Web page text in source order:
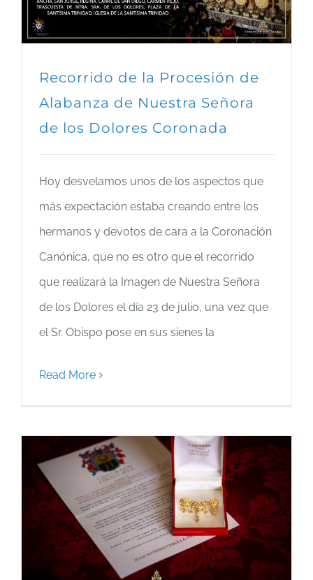
Recorrido de la Procesión de
Alabanza de Nuestra Señora
de los Dolores Coronada
Hoy desvelamos unos de los aspectos que
más expectación estaba creando entre los
hermanos y devotos de cara a la Coronación
Canónica, que no es otro que el recorrido
que realizará la Imagen de Nuestra Señora
de los Dolores el día 23 de julio, una vez que
el Sr. Obispo pose en sus sienes la
Read More
Donación de un exvoto que
perteneció a la Reina Victoria
Eugenia de Battemberg